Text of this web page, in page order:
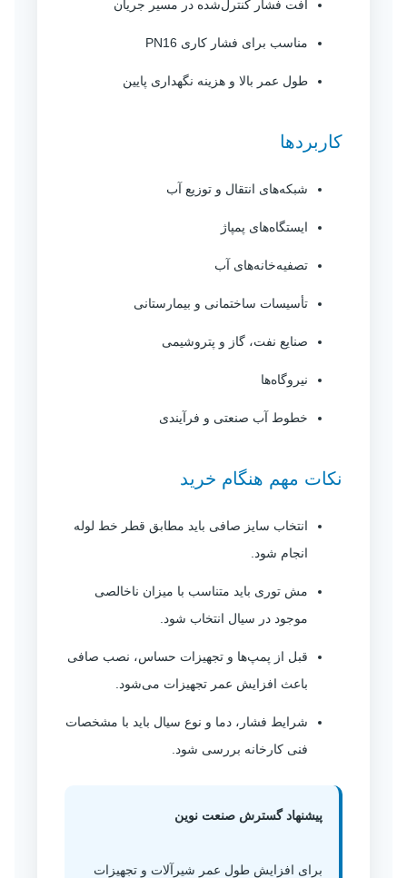
افت فشار کنترل‌شده در مسیر جریان
مناسب برای فشار کاری PN16
طول عمر بالا و هزینه نگهداری پایین
کاربردها
شبکه‌های انتقال و توزیع آب
ایستگاه‌های پمپاژ
تصفیه‌خانه‌های آب
تأسیسات ساختمانی و بیمارستانی
صنایع نفت، گاز و پتروشیمی
نیروگاه‌ها
خطوط آب صنعتی و فرآیندی
نکات مهم هنگام خرید
انتخاب سایز صافی باید مطابق قطر خط لوله
انجام شود.
مش توری باید متناسب با میزان ناخالصی
موجود در سیال انتخاب شود.
قبل از پمپ‌ها و تجهیزات حساس، نصب صافی
باعث افزایش عمر تجهیزات می‌شود.
شرایط فشار، دما و نوع سیال باید با مشخصات
فنی کارخانه بررسی شود.
پیشنهاد گسترش صنعت نوین
برای افزایش طول عمر شیرآلات و تجهیزات